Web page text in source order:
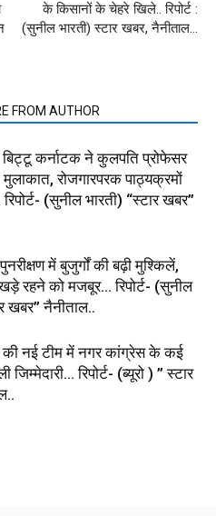
के किसानों के चेहरे खिले.. रिपोर्ट :
(सुनील भारती) स्टार खबर, नैनीताल…
FROM AUTHOR
बिट्टू कर्नाटक ने कुलपति प्रोफेसर
रोजगारपरक पाठ्यक्रमों
(सुनील भारती) “स्टार खबर”
में बुजुर्गों की बढ़ी मुश्किलें,
रहने को मजबूर… रिपोर्ट- (सुनील
खबर” नैनीताल..
की नई टीम में नगर कांग्रेस के कई
रिपोर्ट- (ब्यूरो ) ” स्टार